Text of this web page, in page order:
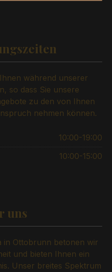
während unserer
so dass Sie unsere
zu den von Ihnen
nehmen können.
10:00-19:00
10:00-15:00
uns
in Ottobrunn betonen wir
und bieten Ihnen ein
Unser breites Spektrum